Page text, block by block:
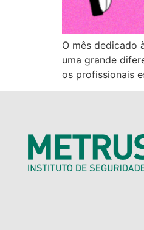
O mês dedicado
uma grande
os profissionais